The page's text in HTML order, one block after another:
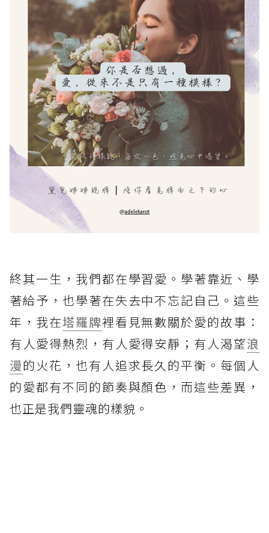
終其一生，我們都在學習愛。學著靠近、學
著給予，也學著在失去中不忘記自己。這些
年，我在塔羅牌裡看見無數關於愛的故事：
有人愛得熱烈，有人愛得安靜；有人渴望浪
漫的火花，也有人追求長久的平衡。每個人
的愛都有不同的節奏與顏色，而這些差異，
也正是我們靈魂的樣貌。